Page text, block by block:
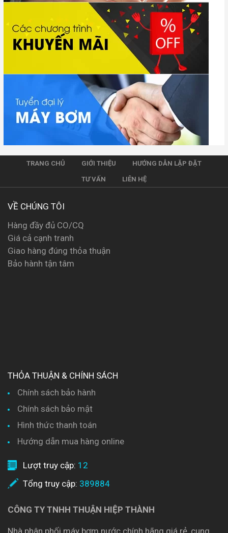
TRANG CHỦ GIỚI THIỆU HƯỚNG DẪN LẶP ĐẶT
TƯ VẤN LIÊN HỆ
VỀ CHÚNG TÔI
Hàng đầy đủ CO/CQ
Giá cả cạnh tranh
Giao hàng đúng thỏa thuận
Bảo hành tận tâm
THỎA THUẬN & CHÍNH SÁCH
Chính sách bảo hành
Chính sách bảo mật
Hình thức thanh toán
Hướng dẫn mua hàng online
Lượt truy cập: 12
Tổng truy cập: 389884
CÔNG TY TNHH THUẬN HIỆP THÀNH
Nhà phân phối máy bơm nước chính hãng giá rẻ, cung